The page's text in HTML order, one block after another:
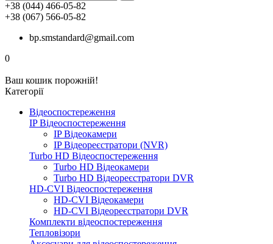
+38 (044) 466-05-82
+38 (067) 566-05-82
bp.smstandard@gmail.com
0
Ваш кошик порожній!
Категорії
Відеоспостереження
IP Відеоспостереження
IP Відеокамери
IP Відеореєстратори (NVR)
Turbo HD Відеоспостереження
Turbo HD Відеокамери
Turbo HD Відеореєстратори DVR
HD-CVI Відеоспостереження
HD-CVI Відеокамери
HD-CVI Відеореєстратори DVR
Комплекти відеоспостереження
Тепловізори